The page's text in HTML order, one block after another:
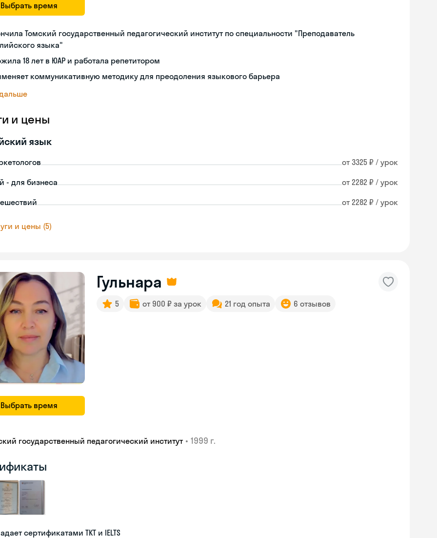
Выбрать время
Томский государственный педагогический институт по специальности "Преподаватель
языка"
18 лет в ЮАР и работала репетитором
коммуникативную методику для преодоления языкового барьера
и цены
язык
от 3325 ₽ / урок
- для бизнеса от 2282 ₽ / урок
от 2282 ₽ / урок
и цены (5)
Выбрать время
Гульнара
5 от 900 ₽ за урок 21 год опыта 6 отзывов
государственный педагогический институт • 1999 г.
сертификатами TKT и IELTS